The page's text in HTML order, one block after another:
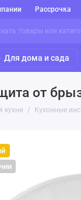
Рассрочка
Для дома и сада
от
кухни Кухонные